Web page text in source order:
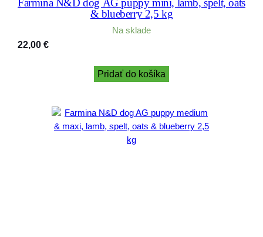
Farmina N&D dog AG puppy mini, lamb, spelt, oats
& blueberry 2,5 kg
Na sklade
22,00 €
Pridať do košíka